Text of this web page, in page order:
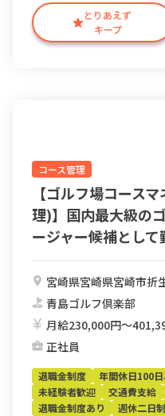
とりあえず
キープ
コース管理
【ゴルフ場コース
理)】国内最大級の
ージャー候補とし
宮崎県宮崎県宮崎市折
青島ゴルフ倶楽部
月給230,000円〜
正社員
退職金制度 年間休日100
未経験者歓迎
交通費支給
退職金制度あり
週休二日制